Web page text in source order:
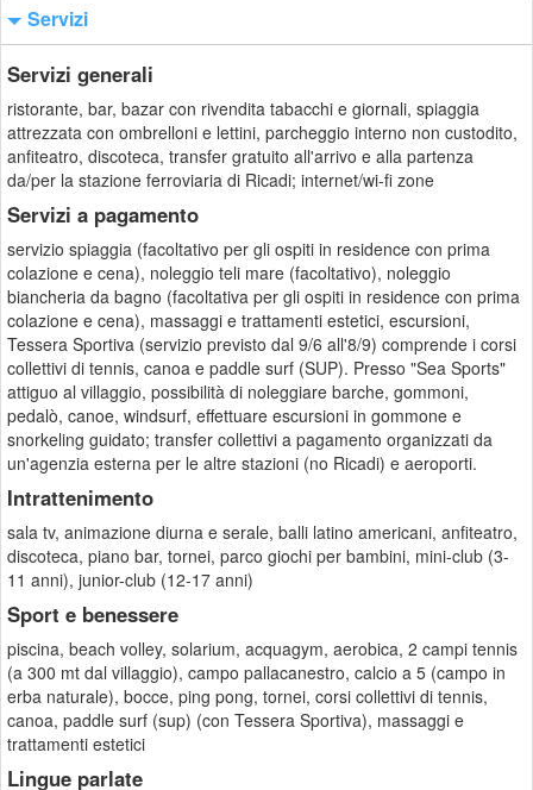
Servizi
Servizi generali
ristorante, bar, bazar con rivendita tabacchi e giornali, spiaggia
attrezzata con ombrelloni e lettini, parcheggio interno non custodito,
anfiteatro, discoteca, transfer gratuito all'arrivo e alla partenza
da/per la stazione ferroviaria di Ricadi; internet/wi-fi zone
Servizi a pagamento
servizio spiaggia (facoltativo per gli ospiti in residence con prima
colazione e cena), noleggio teli mare (facoltativo), noleggio
biancheria da bagno (facoltativa per gli ospiti in residence con prima
colazione e cena), massaggi e trattamenti estetici, escursioni,
Tessera Sportiva (servizio previsto dal 9/6 all'8/9) comprende i corsi
collettivi di tennis, canoa e paddle surf (SUP). Presso "Sea Sports"
attiguo al villaggio, possibilità di noleggiare barche, gommoni,
pedalò, canoe, windsurf, effettuare escursioni in gommone e
snorkeling guidato; transfer collettivi a pagamento organizzati da
un'agenzia esterna per le altre stazioni (no Ricadi) e aeroporti.
Intrattenimento
sala tv, animazione diurna e serale, balli latino americani, anfiteatro,
discoteca, piano bar, tornei, parco giochi per bambini, mini-club (3-
11 anni), junior-club (12-17 anni)
Sport e benessere
piscina, beach volley, solarium, acquagym, aerobica, 2 campi tennis
(a 300 mt dal villaggio), campo pallacanestro, calcio a 5 (campo in
erba naturale), bocce, ping pong, tornei, corsi collettivi di tennis,
canoa, paddle surf (sup) (con Tessera Sportiva), massaggi e
trattamenti estetici
Lingue parlate